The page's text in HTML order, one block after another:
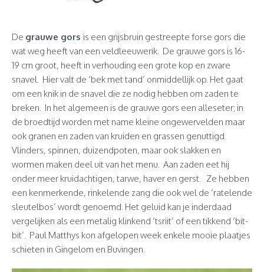
De grauwe gors is een grijsbruin gestreepte forse gors die
wat weg heeft van een veldleeuwerik. De grauwe gors is 16-
19 cm groot, heeft in verhouding een grote kop en zware
snavel. Hier valt de ‘bek met tand’ onmiddellijk op. Het gaat
om een knik in de snavel die ze nodig hebben om zaden te
breken. In het algemeen is de grauwe gors een alleseter; in
de broedtijd worden met name kleine ongewervelden maar
ook granen en zaden van kruiden en grassen genuttigd.
Vlinders, spinnen, duizendpoten, maar ook slakken en
wormen maken deel uit van het menu. Aan zaden eet hij
onder meer kruidachtigen, tarwe, haver en gerst. Ze hebben
een kenmerkende, rinkelende zang die ook wel de ‘ratelende
sleutelbos’ wordt genoemd. Het geluid kan je inderdaad
vergelijken als een metalig klinkend ‘tsriit’ of een tikkend ‘bit-
bit’. Paul Matthys kon afgelopen week enkele mooie plaatjes
schieten in Gingelom en Buvingen.